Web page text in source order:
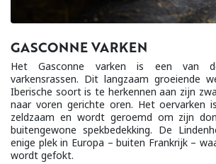
GASCONNE VARKEN
Het Gasconne varken is een van
varkensrassen. Dit langzaam groeiende
Iberische soort is te herkennen aan zijn
naar voren gerichte oren. Het oervarken
zeldzaam en wordt geroemd om zijn
buitengewone spekbedekking. De
enige plek in Europa – buiten Frankrijk –
wordt gefokt.